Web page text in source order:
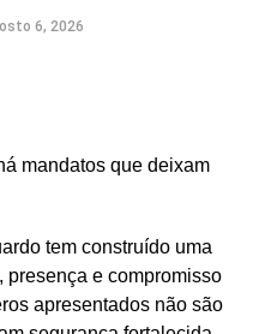
6, 2026
mandatos que deixam
tem construído uma
presença e compromisso
apresentados não são